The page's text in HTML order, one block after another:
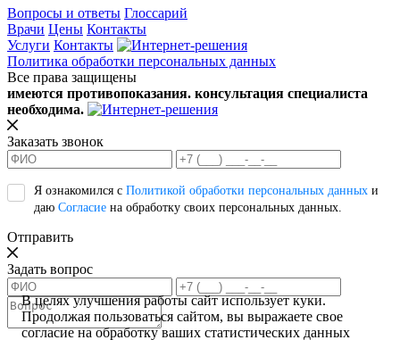
Вопросы и ответы Глоссарий
Врачи Цены Контакты
Услуги Контакты
Политика обработки персональных данных
Все права защищены
имеются противопоказания. консультация специалиста
необходима.
Заказать звонок
Я ознакомился с Политикой обработки персональных данных и
даю Согласие на обработку своих персональных данных.
Отправить
Задать вопрос
В целях улучшения работы сайт использует куки.
Продолжая пользоваться сайтом, вы выражаете свое
согласие на обработку ваших статистических данных